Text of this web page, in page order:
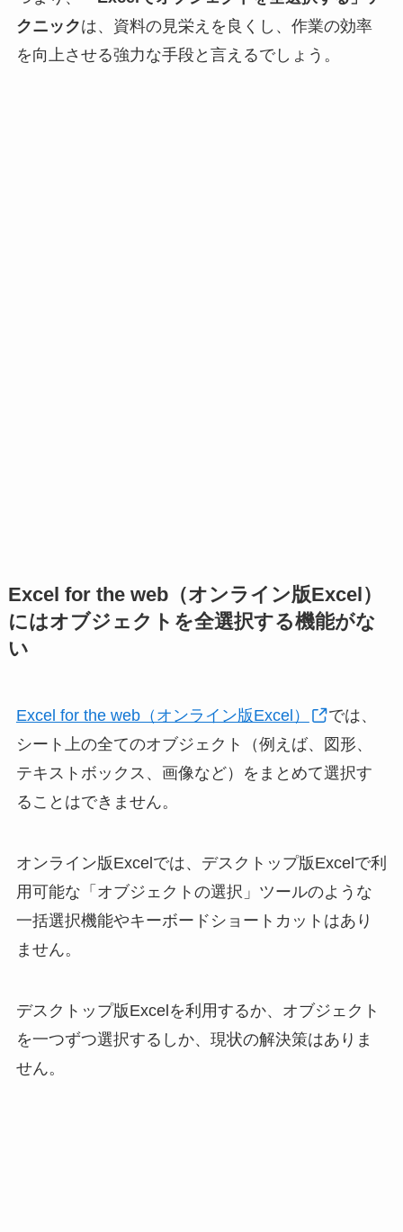
クニックは、資料の見栄えを良くし、作業の効率
を向上させる強力な手段と言えるでしょう。
Excel for the web（オンライン版Excel）
にはオブジェクトを全選択する機能がな
い
Excel for the web（オンライン版Excel）
では、
シート上の全てのオブジェクト（例えば、図形、
テキストボックス、画像など）をまとめて選択す
ることはできません。
オンライン版Excelでは、デスクトップ版Excelで利
用可能な「オブジェクトの選択」ツールのような
一括選択機能やキーボードショートカットはあり
ません。
デスクトップ版Excelを利用するか、オブジェクト
を一つずつ選択するしか、現状の解決策はありま
せん。